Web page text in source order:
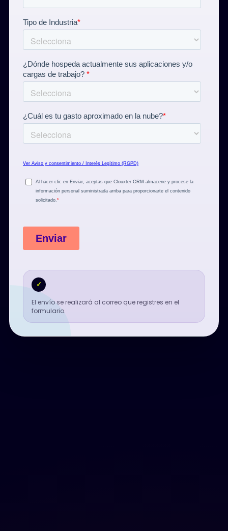
✓
El envío se realizará al correo que registres en el
formulario.